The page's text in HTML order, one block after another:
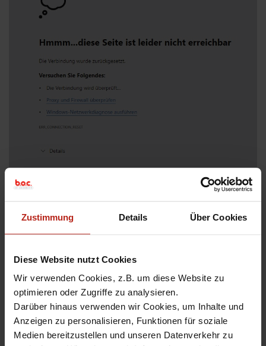
Zustimmung Details Über Cookies
Diese Website nutzt Cookies
Wir verwenden Cookies, z.B. um diese Website zu
optimieren oder Zugriffe zu analysieren.
Darüber hinaus verwenden wir Cookies, um Inhalte und
Anzeigen zu personalisieren, Funktionen für soziale
Medien bereitzustellen und unseren Datenverkehr zu
Im Gegensatz dazu erhalten Sie bei gesperrten HTTP Seiten
eine Benachrichtigung, die wie folgt aussehen kann: